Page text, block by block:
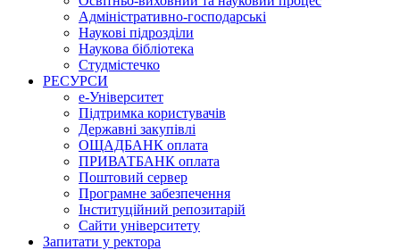
Адміністративно-господарські
Наукові підрозділи
Наукова бібліотека
Студмістечко
РЕСУРСИ
е-Університет
Підтримка користувачів
Державні закупівлі
ОЩАДБАНК оплата
ПРИВАТБАНК оплата
Поштовий сервер
Програмне забезпечення
Інституційний репозитарій
Сайти університету
Запитати у ректора